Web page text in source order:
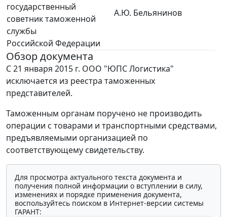
государственный
советник таможенной
службы
Российской Федерации
А.Ю. Бельянинов
Обзор документа
С 21 января 2015 г. ООО "ЮПС Логистика"
исключается из реестра таможенных
представителей.
Таможенным органам поручено не производить
операции с товарами и транспортными средствами,
предъявляемыми организацией по
соответствующему свидетельству.
Для просмотра актуального текста документа и
получения полной информации о вступлении в силу,
изменениях и порядке применения документа,
воспользуйтесь поиском в Интернет-версии системы
ГАРАНТ: